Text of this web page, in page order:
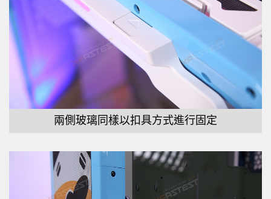
兩側玻璃同樣以扣具方式進行固定